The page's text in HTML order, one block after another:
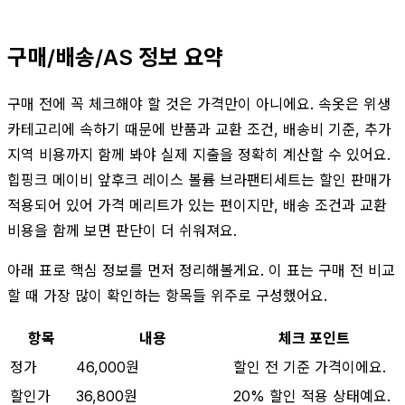
구매/배송/AS 정보 요약
구매 전에 꼭 체크해야 할 것은 가격만이 아니에요. 속옷은 위생
카테고리에 속하기 때문에 반품과 교환 조건, 배송비 기준, 추가
지역 비용까지 함께 봐야 실제 지출을 정확히 계산할 수 있어요.
힙핑크 메이비 앞후크 레이스 볼륨 브라팬티세트는 할인 판매가
적용되어 있어 가격 메리트가 있는 편이지만, 배송 조건과 교환
비용을 함께 보면 판단이 더 쉬워져요.
아래 표로 핵심 정보를 먼저 정리해볼게요. 이 표는 구매 전 비교
할 때 가장 많이 확인하는 항목들 위주로 구성했어요.
항목 내용
체크 포인트
정가
46,000원
할인 전 기준 가격이에요.
할인가
36,800원 20% 할인 적용 상태예요.